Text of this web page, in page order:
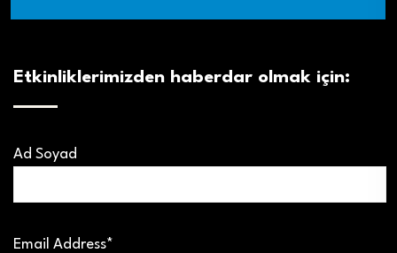
Etkinliklerimizden haberdar olmak için:
Ad Soyad
Email Address*